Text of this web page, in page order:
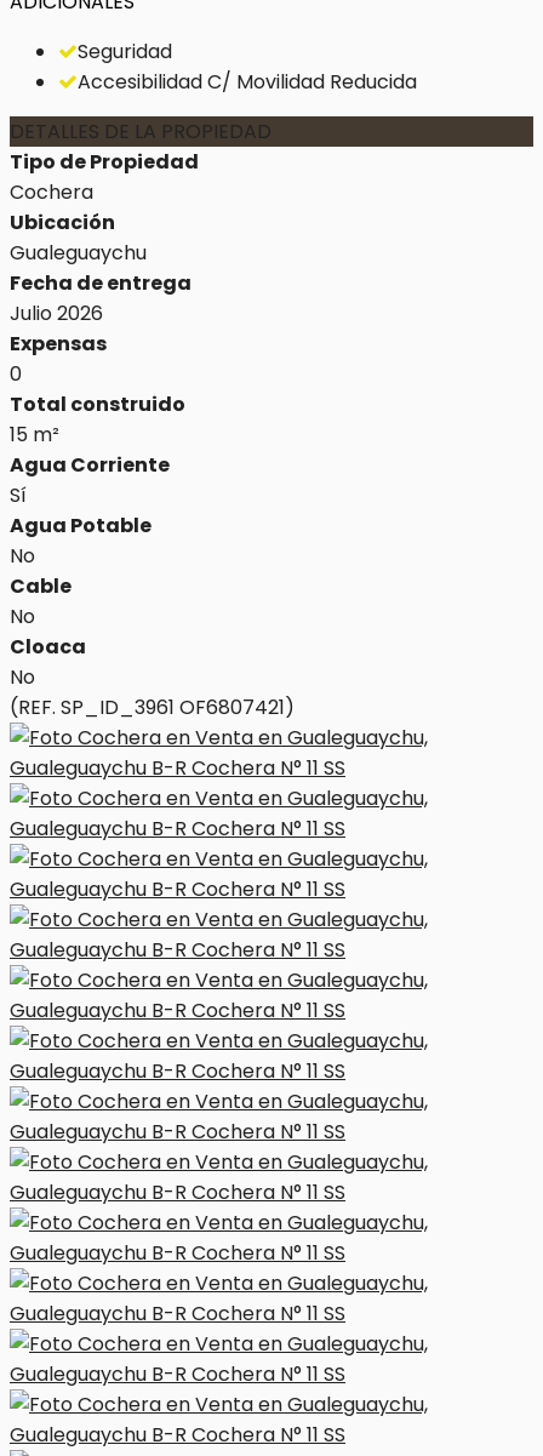
Seguridad
Accesibilidad C/ Movilidad Reducida
DETALLES DE LA PROPIEDAD
Tipo de Propiedad
Cochera
Ubicación
Gualeguaychu
Fecha de entrega
Julio 2026
Expensas
0
Total construido
15 m²
Agua Corriente
Sí
Agua Potable
No
Cable
No
Cloaca
No
(REF. SP_ID_3961 OF6807421)